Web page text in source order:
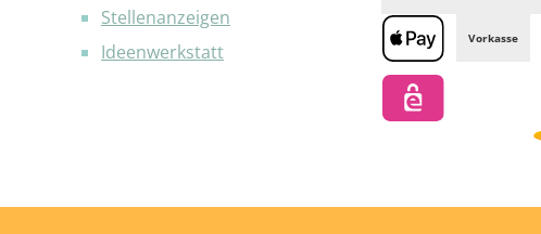
Stellenanzeigen
Ideenwerkstatt
Apple Pay
Vorkasse